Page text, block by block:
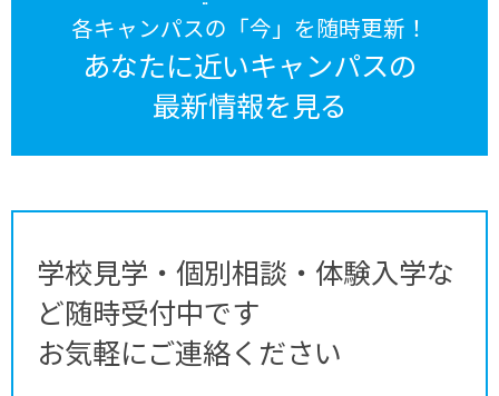
各キャンパスの「今」を随時更新！
あなたに近いキャンパスの
最新情報を見る
学校見学・個別相談・体験入学な
ど随時受付中です
お気軽にご連絡ください